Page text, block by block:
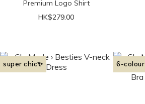
Premium Logo Shirt
HK$279.00
super chic✨ 6-colour